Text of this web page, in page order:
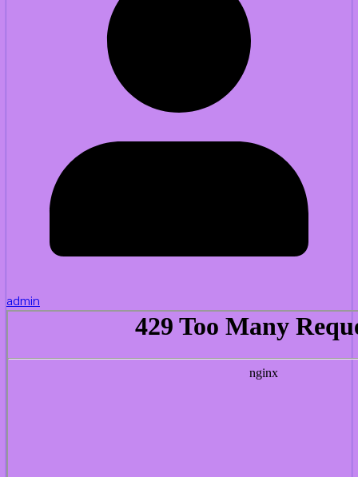
admin